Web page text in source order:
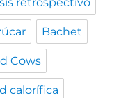
retrospectivo
Bachet
Cows
calorífica